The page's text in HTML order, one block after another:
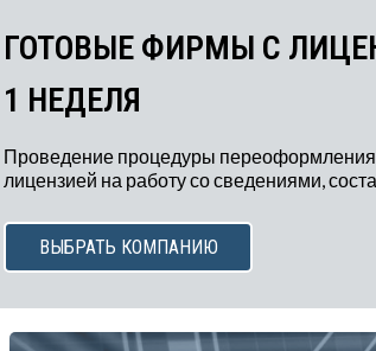
ГОТОВЫЕ ФИРМЫ С
1 НЕДЕЛЯ
Проведение процедуры
лицензией на работу со сведениями,
ВЫБРАТЬ КОМПАНИЮ